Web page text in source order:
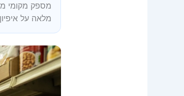
מספק מקומי
מלאה על